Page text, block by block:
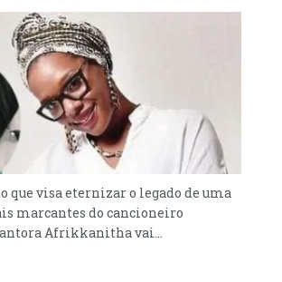
que visa eternizar o legado de uma
marcantes do cancioneiro
Afrikkanitha vai...